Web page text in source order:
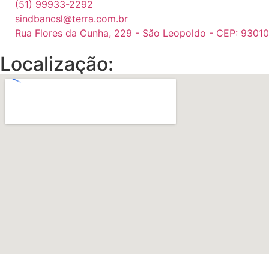
(51) 99933-2292
sindbancsl@terra.com.br
Rua Flores da Cunha, 229 - São Leopoldo - CEP:
Localização: